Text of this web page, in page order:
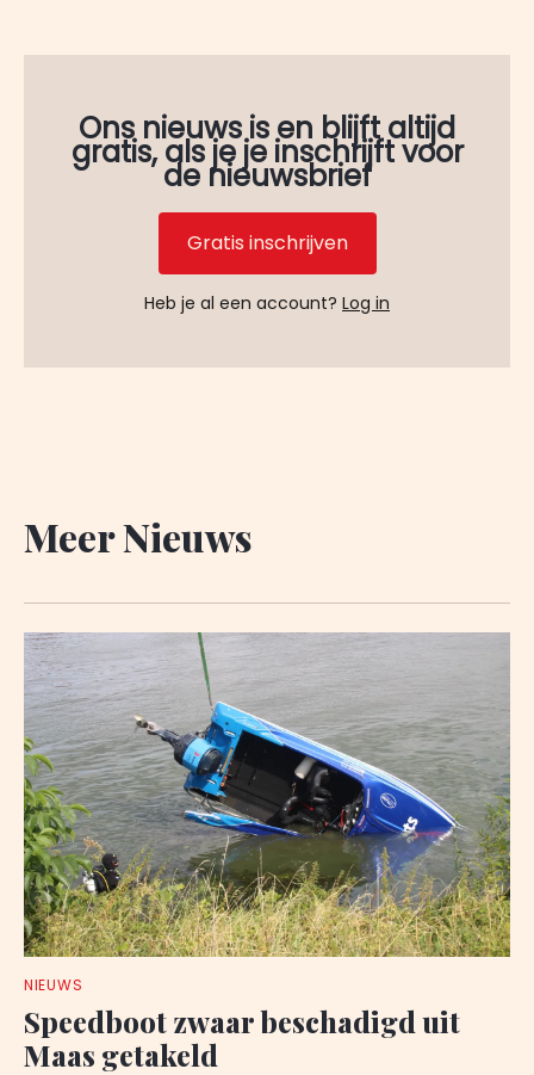
Ons nieuws is en blijft altijd
gratis, als je je inschrijft voor
de nieuwsbrief
Gratis inschrijven
Heb je al een account? Log in
Meer Nieuws
NIEUWS
Speedboot zwaar beschadigd uit
Maas getakeld